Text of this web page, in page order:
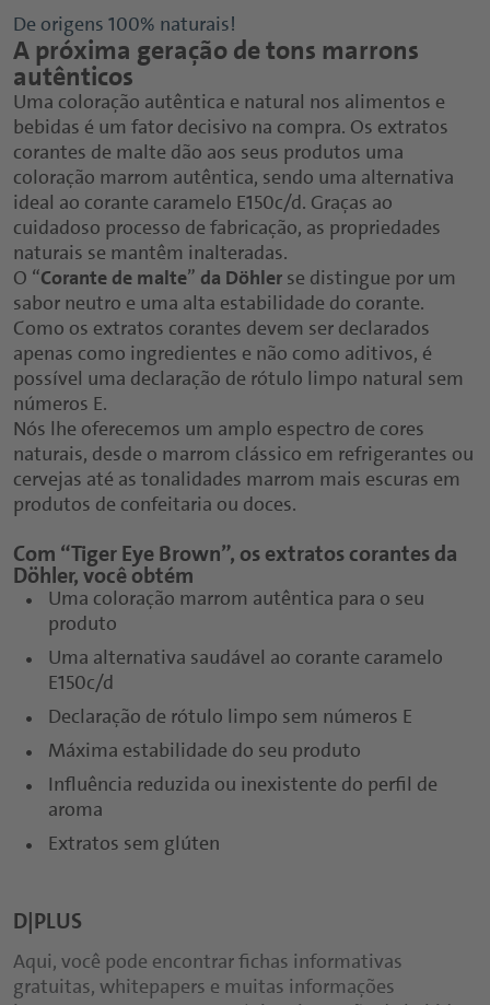
De origens 100% naturais!
A próxima geração de tons marrons
autênticos
Uma coloração autêntica e natural nos alimentos e
bebidas é um fator decisivo na compra. Os extratos
corantes de malte dão aos seus produtos uma
coloração marrom autêntica, sendo uma alternativa
ideal ao corante caramelo E150c/d. Graças ao
cuidadoso processo de fabricação, as propriedades
naturais se mantêm inalteradas.
O “Corante de malte” da Döhler se distingue por um
sabor neutro e uma alta estabilidade do corante.
Como os extratos corantes devem ser declarados
apenas como ingredientes e não como aditivos, é
possível uma declaração de rótulo limpo natural sem
números E.
Nós lhe oferecemos um amplo espectro de cores
naturais, desde o marrom clássico em refrigerantes ou
cervejas até as tonalidades marrom mais escuras em
produtos de confeitaria ou doces.
Com “Tiger Eye Brown”, os extratos corantes da
Döhler, você obtém
Uma coloração marrom autêntica para o seu
produto
Uma alternativa saudável ao corante caramelo
E150c/d
Declaração de rótulo limpo sem números E
Máxima estabilidade do seu produto
Influência reduzida ou inexistente do perfil de
aroma
Extratos sem glúten
D|PLUS
Aqui, você pode encontrar fichas informativas
gratuitas, whitepapers e muitas informações